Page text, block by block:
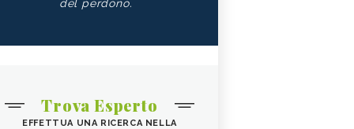
del perdono.
Trova Esperto
EFFETTUA UNA RICERCA NELLA